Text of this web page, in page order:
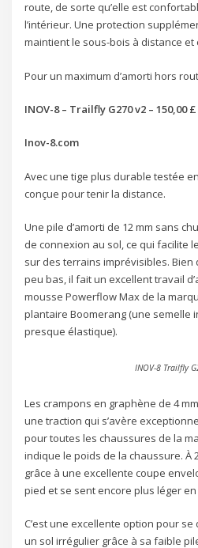
route, de sorte qu’elle est
l’intérieur. Une protection
maintient le sous-bois à distance
Pour un maximum d’amorti hors
INOV-8 – Trailfly G270 v2 – 150,00 £
Inov-8.com
Avec une tige plus durable testée
conçue pour tenir la distance.
Une pile d’amorti de 12 mm sans
de connexion au sol, ce qui facilite
sur des terrains imprévisibles. Bien
peu bas, il fait un excellent travail
mousse Powerflow Max de la
plantaire Boomerang (une semelle
presque élastique).
INOV-8 Trailfly
Les crampons en graphène de 4
une traction qui s’avère
pour toutes les chaussures de la
indique le poids de la chaussure. À
grâce à une excellente coupe
pied et se sent encore plus léger
C’est une excellente option pour
un sol irrégulier grâce à sa faible